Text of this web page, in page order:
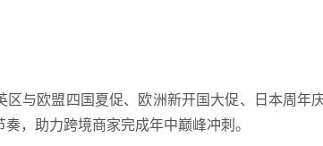
区与欧盟四国夏促、欧洲新开国大促、日本周年
，助力跨境商家完成年中巅峰冲刺。